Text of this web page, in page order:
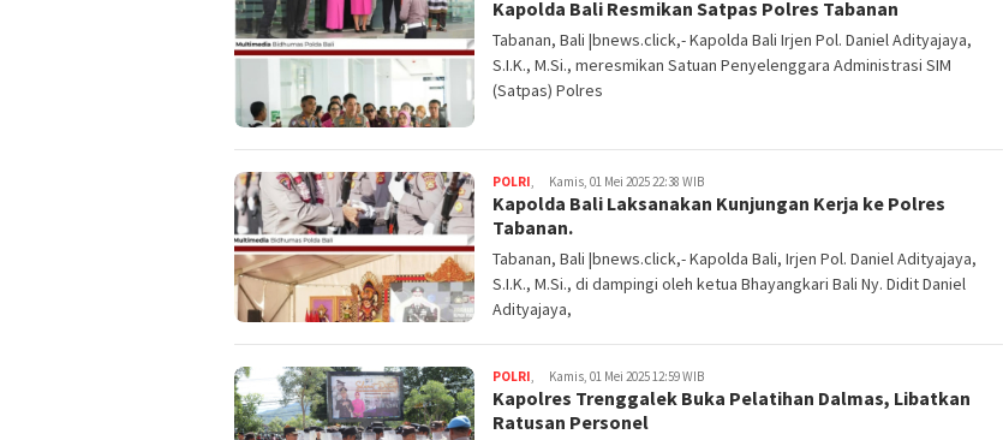
Kapolda Bali Resmikan Satpas Polres Tabanan
Tabanan, Bali |bnews.click,- Kapolda Bali Irjen Pol. Daniel Adityajaya,
S.I.K., M.Si., meresmikan Satuan Penyelenggara Administrasi SIM
(Satpas) Polres
POLRI, Kamis, 01 Mei 2025 22:38 WIB
Kapolda Bali Laksanakan Kunjungan Kerja ke Polres
Tabanan.
Tabanan, Bali |bnews.click,- Kapolda Bali, Irjen Pol. Daniel Adityajaya,
S.I.K., M.Si., di dampingi oleh ketua Bhayangkari Bali Ny. Didit Daniel
Adityajaya,
POLRI, Kamis, 01 Mei 2025 12:59 WIB
Kapolres Trenggalek Buka Pelatihan Dalmas, Libatkan
Ratusan Personel